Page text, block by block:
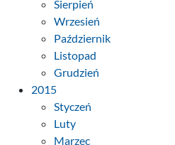
Sierpień
Wrzesień
Październik
Listopad
Grudzień
2015
Styczeń
Luty
Marzec